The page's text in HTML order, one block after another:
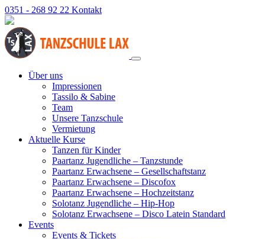
0351 - 268 92 22 Kontakt
Über uns
Impressionen
Tassilo & Sabine
Team
Unsere Tanzschule
Vermietung
Aktuelle Kurse
Tanzen für Kinder
Paartanz Jugendliche – Tanzstunde
Paartanz Erwachsene – Gesellschaftstanz
Paartanz Erwachsene – Discofox
Paartanz Erwachsene – Hochzeitstanz
Solotanz Jugendliche – Hip-Hop
Solotanz Erwachsene – Disco Latein Standard
Events
Events & Tickets